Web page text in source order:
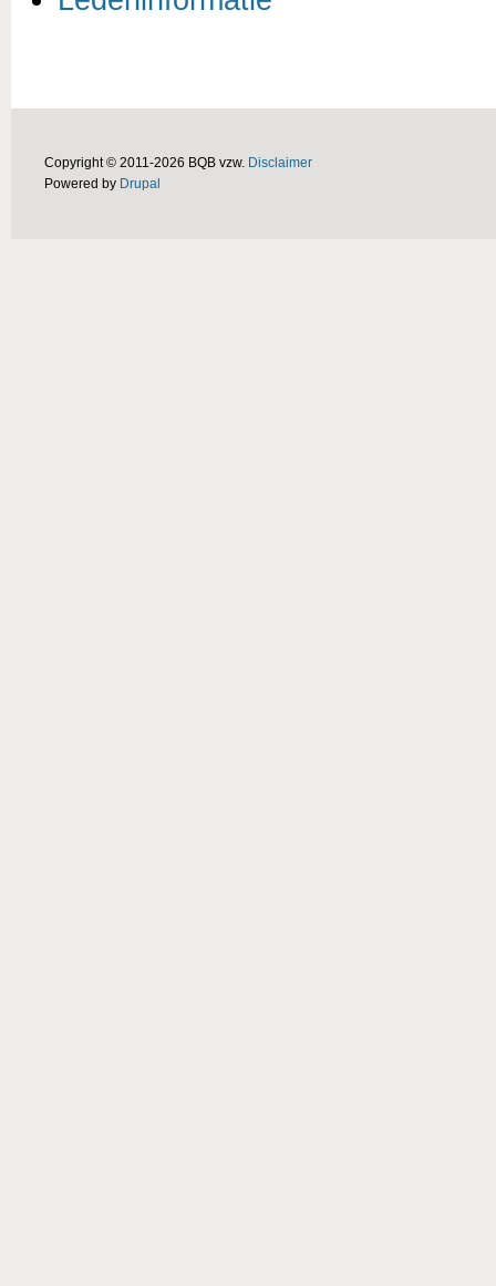
Copyright © 2011-2026 BQB vzw. Disclaimer
Powered by Drupal